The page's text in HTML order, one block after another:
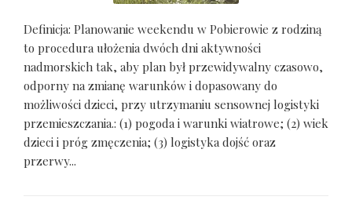
Definicja: Planowanie weekendu w Pobierowie z rodziną
to procedura ułożenia dwóch dni aktywności
nadmorskich tak, aby plan był przewidywalny czasowo,
odporny na zmianę warunków i dopasowany do
możliwości dzieci, przy utrzymaniu sensownej logistyki
przemieszczania.: (1) pogoda i warunki wiatrowe; (2) wiek
dzieci i próg zmęczenia; (3) logistyka dojść oraz
przerwy...